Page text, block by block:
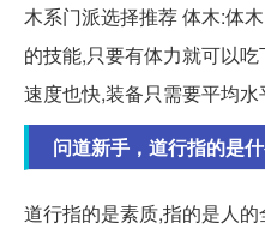
木系门派选择推荐 体木:体
的技能,只要有体力就可以吃
速度也快,装备只需要平均水
问道新手，道行指的是
道行指的是素质,指的是人